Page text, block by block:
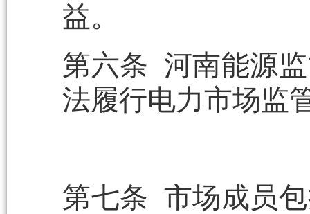
益。
第六条 河南能源
法履行电力市场监
第七条 市场成员